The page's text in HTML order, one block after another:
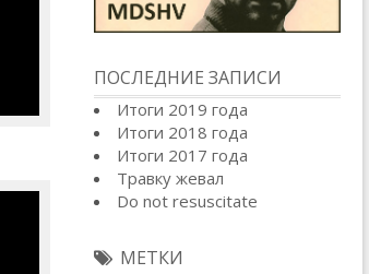
ПОСЛЕДНИЕ ЗАПИСИ
Итоги 2019 года
Итоги 2018 года
Итоги 2017 года
Травку жевал
Do not resuscitate
МЕТКИ